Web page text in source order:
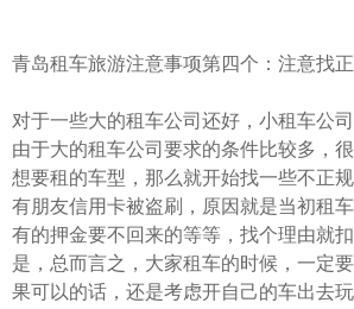
青岛租车旅游注意事项第四个：注意找
对于一些大的租车公司还好，小租车公
由于大的租车公司要求的条件比较多，
想要租的车型，那么就开始找一些不正
有朋友信用卡被盗刷，原因就是当初租
有的押金要不回来的等等，找个理由就
是，总而言之，大家租车的时候，一定
果可以的话，还是考虑开自己的车出去